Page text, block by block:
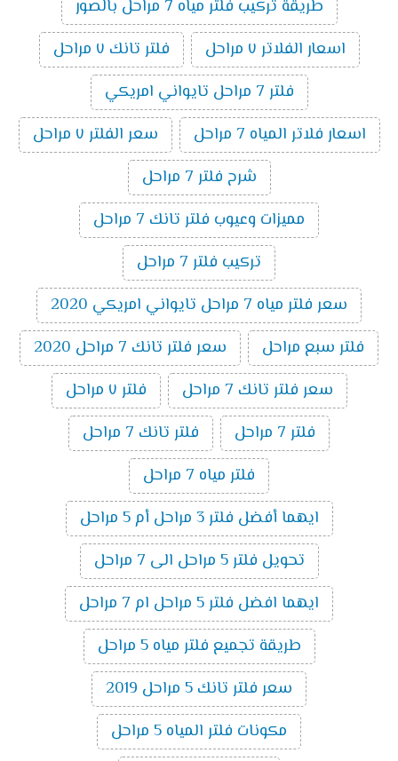
طريقة تركيب فلتر مياه 7 مراحل بالصور
اسعار الفلاتر ٧ مراحل
فلتر تانك ٧ مراحل
فلتر 7 مراحل تايواني امريكي
اسعار فلاتر المياه 7 مراحل
سعر الفلتر ٧ مراحل
شرح فلتر 7 مراحل
مميزات وعيوب فلتر تانك 7 مراحل
تركيب فلتر 7 مراحل
سعر فلتر مياه 7 مراحل تايواني امريكي 2020
فلتر سبع مراحل
سعر فلتر تانك 7 مراحل 2020
سعر فلتر تانك 7 مراحل
فلتر ٧ مراحل
فلتر 7 مراحل
فلتر تانك 7 مراحل
فلتر مياه 7 مراحل
ايهما أفضل فلتر 3 مراحل أم 5 مراحل
تحويل فلتر 5 مراحل الى 7 مراحل
ايهما افضل فلتر 5 مراحل ام 7 مراحل
طريقة تجميع فلتر مياه 5 مراحل
سعر فلتر تانك 5 مراحل 2019
مكونات فلتر المياه 5 مراحل